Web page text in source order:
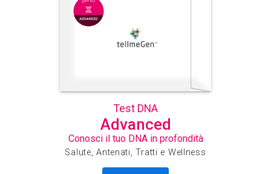
Test DNA
Advanced
Conosci il tuo DNA in profondità
Salute, Antenati, Tratti e Wellness